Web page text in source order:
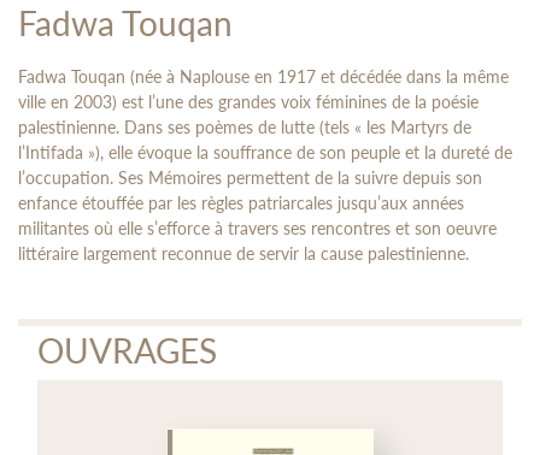
Fadwa Touqan
Fadwa Touqan (née à Naplouse en 1917 et décédée dans la même
ville en 2003) est l’une des grandes voix féminines de la poésie
palestinienne. Dans ses poèmes de lutte (tels « les Martyrs de
l’Intifada »), elle évoque la souffrance de son peuple et la dureté de
l’occupation. Ses Mémoires permettent de la suivre depuis son
enfance étouffée par les règles patriarcales jusqu’aux années
militantes où elle s’efforce à travers ses rencontres et son oeuvre
littéraire largement reconnue de servir la cause palestinienne.
OUVRAGES